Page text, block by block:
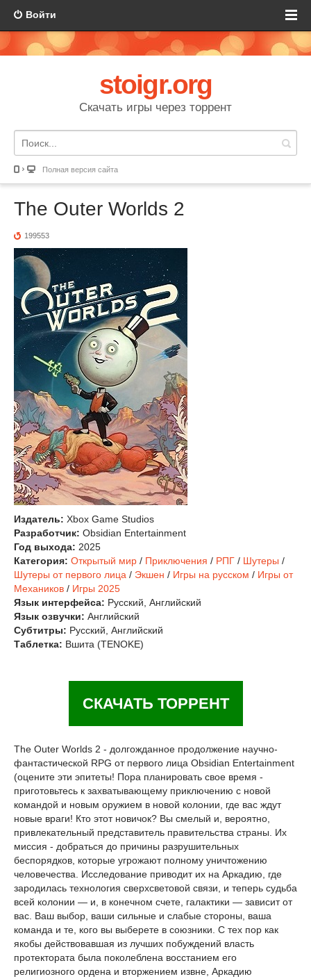
Войти
stoigr.org
Скачать игры через торрент
Полная версия сайта
The Outer Worlds 2
199553
Издатель: Xbox Game Studios
Разработчик: Obsidian Entertainment
Год выхода: 2025
Категория: Открытый мир / Приключения / РПГ / Шутеры /
Шутеры от первого лица / Экшен / Игры на русском / Игры от
Механиков / Игры 2025
Язык интерфейса: Русский, Английский
Язык озвучки: Английский
Субтитры: Русский, Английский
Таблетка: Вшита (TENOKE)
СКАЧАТЬ ТОРРЕНТ
The Outer Worlds 2 - долгожданное продолжение научно-
фантастической RPG от первого лица Obsidian Entertainment
(оцените эти эпитеты! Пора планировать свое время -
приготовьтесь к захватывающему приключению с новой
командой и новым оружием в новой колонии, где вас ждут
новые враги! Кто этот новичок? Вы смелый и, вероятно,
привлекательный представитель правительства страны. Их
миссия - добраться до причины разрушительных
беспорядков, которые угрожают полному уничтожению
человечества. Исследование приводит их на Аркадию, где
зародилась технология сверхсветовой связи, и теперь судьба
всей колонии — и, в конечном счете, галактики — зависит от
вас. Ваш выбор, ваши сильные и слабые стороны, ваша
команда и те, кого вы выберете в союзники. С тех пор как
якобы действовавшая из лучших побуждений власть
протектората была поколеблена восстанием его
религиозного ордена и вторжением извне, Аркадию